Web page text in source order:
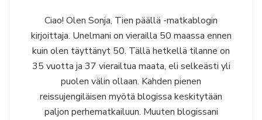
Ciao! Olen Sonja, Tien päällä -matkablogin
kirjoittaja. Unelmani on vierailla 50 maassa ennen
kuin olen täyttänyt 50. Tällä hetkellä tilanne on
35 vuotta ja 37 vierailtua maata, eli selkeästi yli
puolen välin ollaan. Kahden pienen
reissujengiläisen myötä blogissa keskitytään
paljon perhematkailuun. Muuten blogissani